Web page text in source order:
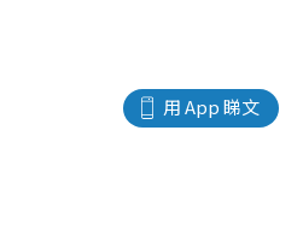
用 App 睇文